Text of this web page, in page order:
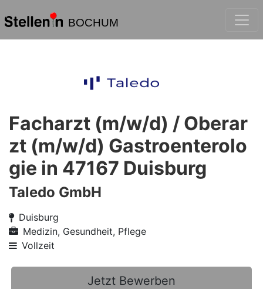
BOCHUM
Facharzt (m/w/d) / Oberar
zt (m/w/d) Gastroenterolo
gie in 47167 Duisburg
Taledo GmbH
Duisburg
Medizin, Gesundheit, Pflege
Vollzeit
Jetzt Bewerben